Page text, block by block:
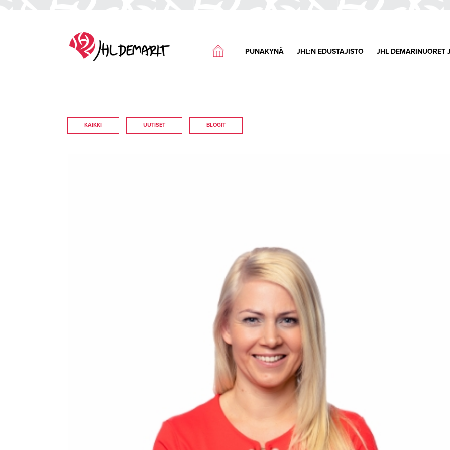
PUNAKYNÄ JHL:N EDUSTAJISTO JHL DEMARINUORET
KAIKKI UUTISET BLOGIT